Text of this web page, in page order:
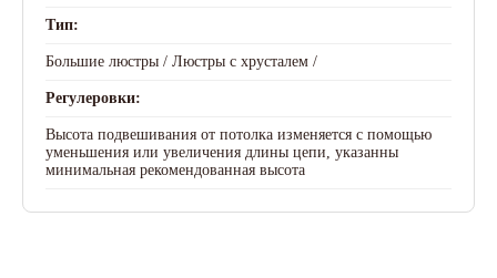
Тип:
Большие люстры / Люстры с хрусталем /
Регулеровки:
Высота подвешивания от потолка изменяется с помощью
уменьшения или увеличения длины цепи, указанны
минимальная рекомендованная высота